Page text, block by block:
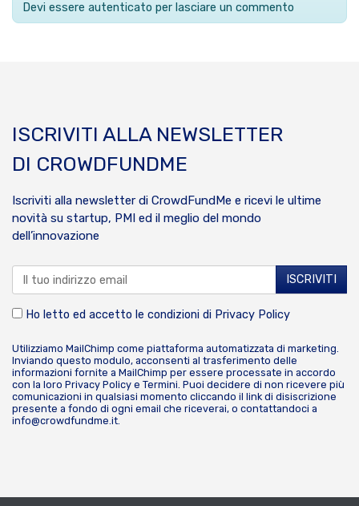
Devi essere autenticato per lasciare un commento
ISCRIVITI ALLA NEWSLETTER
DI CROWDFUNDME
Iscriviti alla newsletter di CrowdFundMe e ricevi le ultime
novità su startup, PMI ed il meglio del mondo
dell’innovazione
Ho letto ed accetto le condizioni di Privacy Policy
Utilizziamo MailChimp come piattaforma automatizzata di marketing.
Inviando questo modulo, acconsenti al trasferimento delle
informazioni fornite a MailChimp per essere processate in accordo
con la loro Privacy Policy e Termini . Puoi decidere di non ricevere più
comunicazioni in qualsiasi momento cliccando il link di disiscrizione
presente a fondo di ogni email che riceverai, o contattandoci a
info@crowdfundme.it